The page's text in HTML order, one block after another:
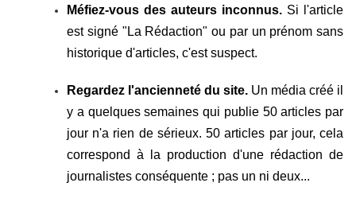
Méfiez-vous des auteurs inconnus. Si l'article
est signé "La Rédaction" ou par un prénom sans
historique d'articles, c'est suspect.
Regardez l'ancienneté du site. Un média créé il
y a quelques semaines qui publie 50 articles par
jour n'a rien de sérieux. 50 articles par jour, cela
correspond à la production d'une rédaction de
journalistes conséquente ; pas un ni deux...